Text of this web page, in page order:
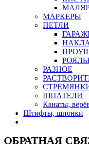
МАРКЕРЫ
ПЕТЛИ
РАЗНОЕ
ШПАТЕЛИ
Канаты,
Штифты, шпонки
ОБРАТНАЯ